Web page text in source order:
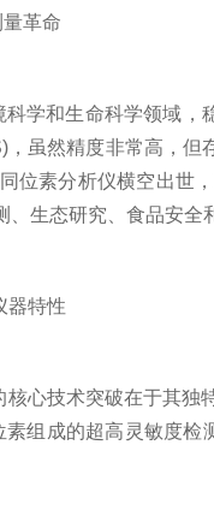
革命
和生命科学领域，稳
，虽然精度非常高，
位素分析仪横空出世
生态研究、食品安全
特性
技术突破在于其独特
素组成的超高灵敏度